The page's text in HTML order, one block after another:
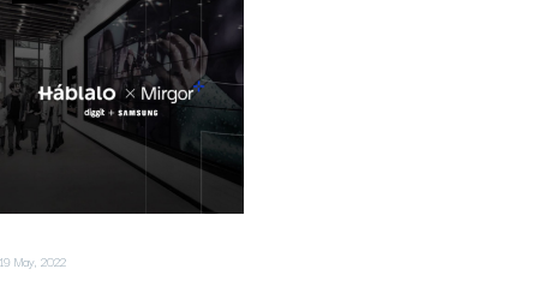
19 May, 2022